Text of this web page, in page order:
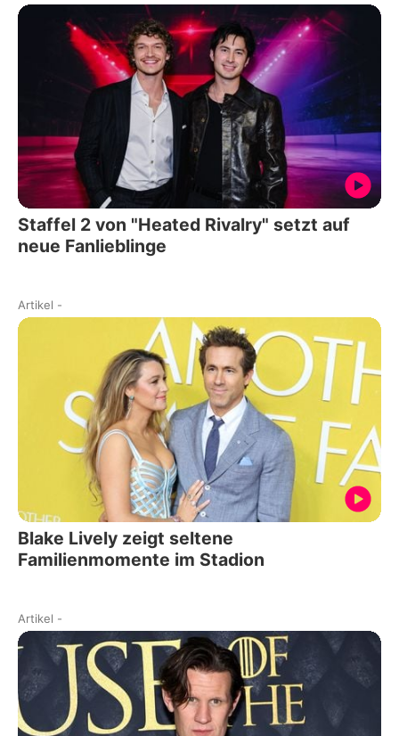
Staffel 2 von "Heated Rivalry" setzt auf
neue Fanlieblinge
Artikel -
Blake Lively zeigt seltene
Familienmomente im Stadion
Artikel -